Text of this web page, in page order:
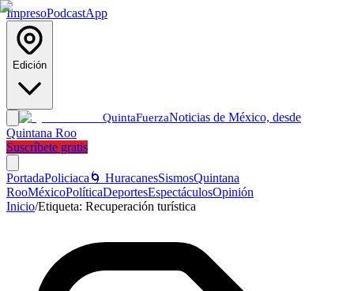
ImpresoPodcastApp
Edición
QuintaFuerzaNoticias de México, desde
Quintana Roo
Suscríbete gratis
PortadaPoliciaca 🌀 HuracanesSismosQuintana
RooMéxicoPolíticaDeportesEspectáculosOpinión
Inicio/Etiqueta: Recuperación turística